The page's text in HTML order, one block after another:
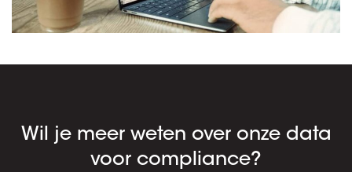
Wil je meer weten over onze data
voor compliance?